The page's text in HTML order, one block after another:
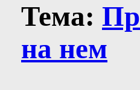
Тема:
на нем